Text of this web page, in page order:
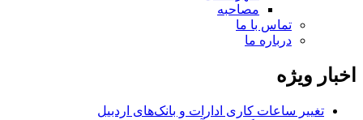
مصاحبه
تماس با ما
درباره ما
اخبار ویژه
تغییر ساعات کاری ادارات و بانک‌های اردبیل